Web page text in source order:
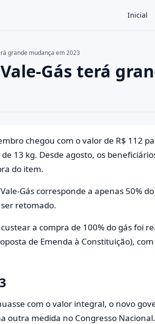
Inicial
grande mudança em 2023
Gás terá
chegou com o valor de R$ 112
13 kg. Desde agosto, os
do item.
Gás corresponde a apenas 50%
retomado.
a compra de 100% do gás foi
de Emenda à Constituição),
com o valor integral, o novo
outra medida no Congresso